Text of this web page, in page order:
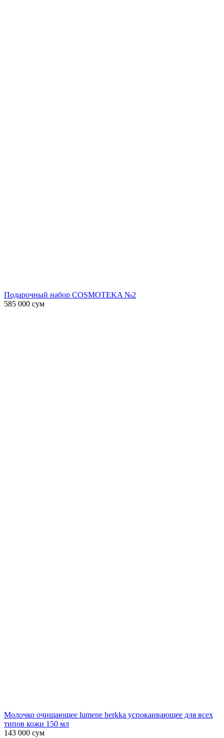
Подарочный набор COSMOTEKA №2
585 000 сум
Молочко очищающее lumene herkka успокаивающее для всех
типов кожи 150 мл
143 000 сум